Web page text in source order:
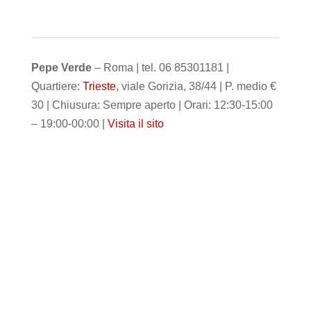
Pepe Verde– Roma | tel. 06 85301181 |
Quartiere: Trieste, viale Gorizia, 38/44 | P. medio €
30 | Chiusura: Sempre aperto | Orari: 12:30-15:00
– 19:00-00:00 | Visita il sito